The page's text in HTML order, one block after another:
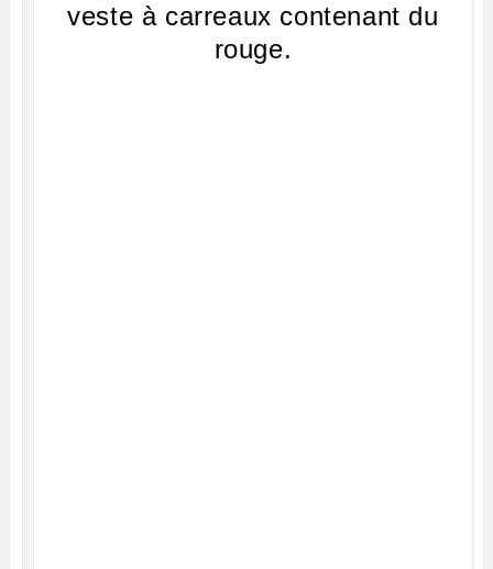
veste à carreaux contenant du
rouge.